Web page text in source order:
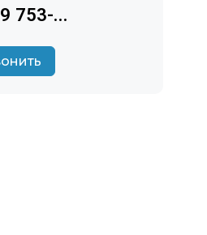
753-...